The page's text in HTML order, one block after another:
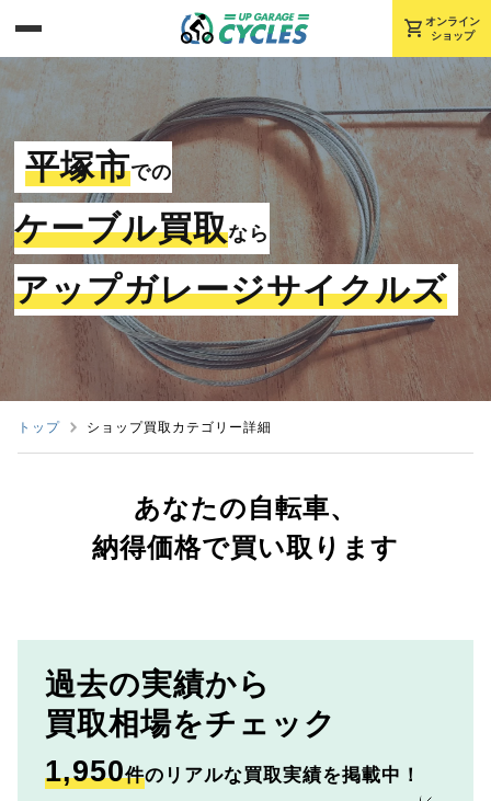
shopping_cart オンライン
ショップ
平塚市での
ケーブル買取なら
アップガレージサイクルズ
トップ ショップ買取カテゴリー詳細
あなたの自転車、
納得価格で買い取ります
過去の実績から
買取相場をチェック
1,950件のリアルな買取実績を掲載中！